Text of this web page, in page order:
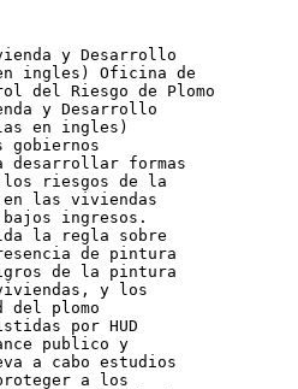
y Desarrollo
ingles) Oficina de
del Riesgo de Plomo
y Desarrollo
en ingles)
gobiernos
desarrollar formas
los riesgos de la
en las viviendas
ingresos.
la regla sobre
de pintura
de la pintura
y los
del plomo
por HUD
publico y
a cabo estudios
a los